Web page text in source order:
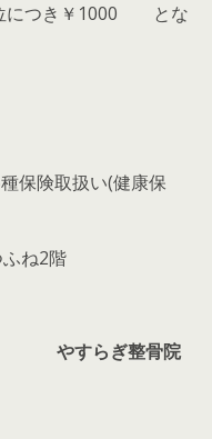
につき￥1000 とな
保険取扱い(健康保
ね2階
骨院